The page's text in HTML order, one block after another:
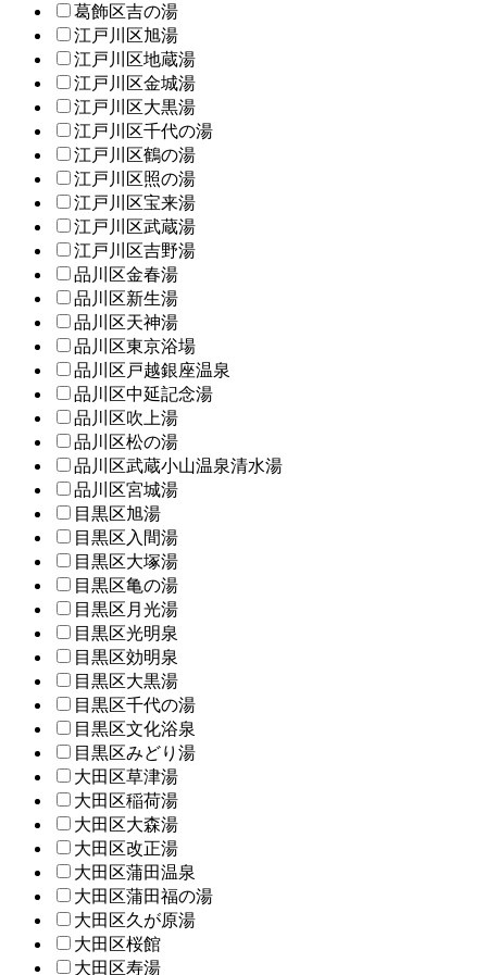
葛飾区吉の湯
江戸川区旭湯
江戸川区地蔵湯
江戸川区金城湯
江戸川区大黒湯
江戸川区千代の湯
江戸川区鶴の湯
江戸川区照の湯
江戸川区宝来湯
江戸川区武蔵湯
江戸川区吉野湯
品川区金春湯
品川区新生湯
品川区天神湯
品川区東京浴場
品川区戸越銀座温泉
品川区中延記念湯
品川区吹上湯
品川区松の湯
品川区武蔵小山温泉清水湯
品川区宮城湯
目黒区旭湯
目黒区入間湯
目黒区大塚湯
目黒区亀の湯
目黒区月光湯
目黒区光明泉
目黒区効明泉
目黒区大黒湯
目黒区千代の湯
目黒区文化浴泉
目黒区みどり湯
大田区草津湯
大田区稲荷湯
大田区大森湯
大田区改正湯
大田区蒲田温泉
大田区蒲田福の湯
大田区久が原湯
大田区桜館
大田区寿湯